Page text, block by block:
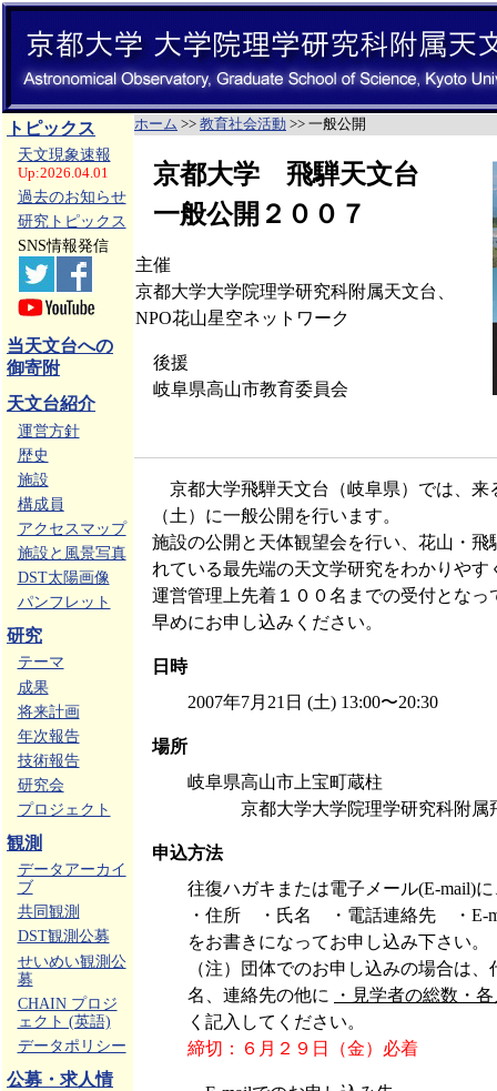
トピックス
天文現象速報
Up:2026.04.01
過去のお知らせ
研究トピックス
SNS情報発信
当天文台への
御寄附
天文台紹介
運営方針
歴史
施設
構成員
アクセスマップ
施設と風景写真
DST太陽画像
パンフレット
研究
テーマ
成果
将来計画
年次報告
技術報告
研究会
プロジェクト
観測
データアーカイ
ブ
共同観測
DST観測公募
せいめい観測公
募
CHAIN プロジ
ェクト (英語)
データポリシー
公募・求人情
ホーム >> 教育社会活動 >> 一般公開
京都大学 飛騨天文台
一般公開２００７
主催
京都大学大学院理学研究科附属天文台、
NPO花山星空ネットワーク
後援
岐阜県高山市教育委員会
京都大学飛騨天文台（岐阜県）では、来
（土）に一般公開を行います。
施設の公開と天体観望会を行い、花山・飛
れている最先端の天文学研究をわかりやす
運営管理上先着１００名までの受付となっ
早めにお申し込みください。
日時
2007年7月21日 (土) 13:00〜20:30
場所
岐阜県高山市上宝町蔵柱
京都大学大学院理学研究科附属
申込方法
往復ハガキまたは電子メール(E-mail)
・住所 ・氏名 ・電話連絡先 ・E-
をお書きになってお申し込み下さい。
（注）団体でのお申し込みの場合は
名、連絡先の他に
・見学者の総数・
く記入してください。
締切：６月２９日（金）必着